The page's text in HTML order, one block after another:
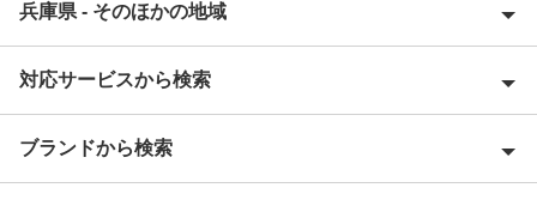
兵庫県 - そのほかの地域
相生市
赤穂郡
対応サービスから検索
優良店
ブランドから検索